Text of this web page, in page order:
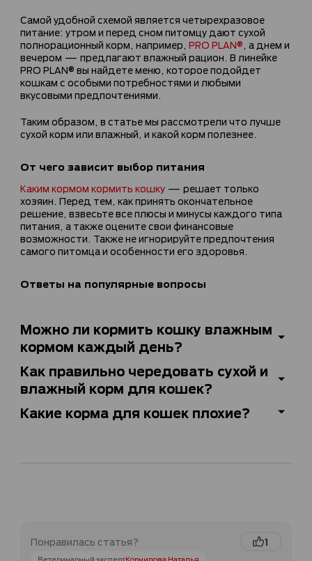
Самой удобной схемой является четырехразовое
питание: утром и перед сном питомцу дают сухой
полнорационный корм, например, PRO PLAN® , а днем и
вечером — предлагают влажный рацион. В линейке
PRO PLAN® вы найдете меню, которое подойдет
кошкам с особыми потребностями и любыми
вкусовыми предпочтениями.
Таким образом, в статье мы рассмотрели что лучше
сухой корм или влажный, и какой корм полезнее.
От чего зависит выбор питания
Каким кормом кормить кошку — решает только
хозяин. Перед тем, как принять окончательное
решение, взвесьте все плюсы и минусы каждого типа
питания, а также оцените свои финансовые
возможности. Также не игнорируйте предпочтения
самого питомца и особенности его здоровья.
Ответы на популярные вопросы
Можно ли кормить кошку влажным
кормом каждый день?
Как правильно чередовать сухой и
влажный корм для кошек?
Какие корма для кошек плохие?
Понравилась статья? 1